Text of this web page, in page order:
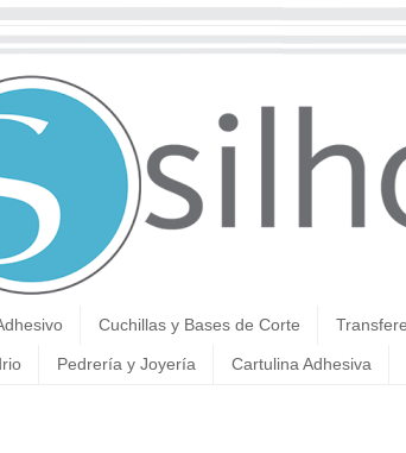
Cuchillas y Bases de Corte
Pedrería y Joyería Cartulina Adhesiva